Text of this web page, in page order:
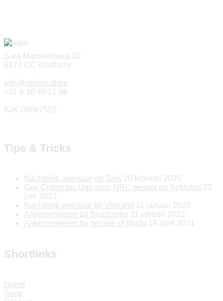
Sara Mansveltweg 30
6874 CC Wolfheze
info@zeilers.shop
+31 6 10 40 21 08
KvK 09087555
Tips & Tricks
Nachtelijk avontuur op Sark 20 februari 2025
Guy Cotten tas Uno door NRC gespot op Schiphol 23
juni 2023
Nachtelijk avontuur bij Vlieland 11 januari 2022
Ankerperikelen bij Brancaster 11 januari 2022
Ankerperikelen bij het Isle of Wight 19 april 2021
Shortlinks
Home
Shop